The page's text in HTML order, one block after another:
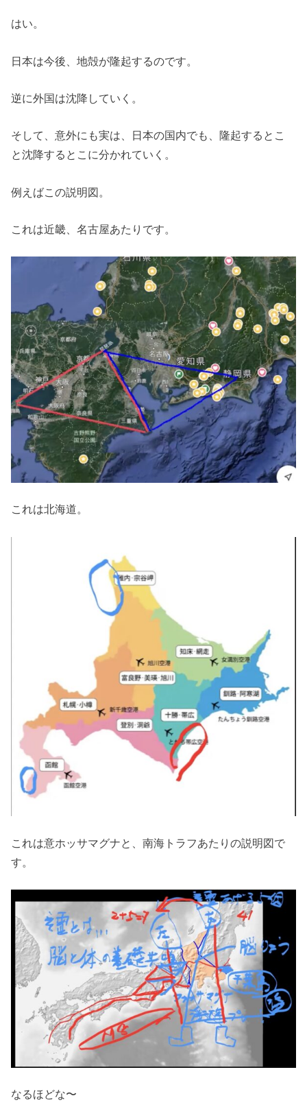
はい。
日本は今後、地殻が隆起するのです。
逆に外国は沈降していく。
そして、意外にも実は、日本の国内でも、隆起するとこ
と沈降するとこに分かれていく。
例えばこの説明図。
これは近畿、名古屋あたりです。
これは北海道。
これは意ホッサマグナと、南海トラフあたりの説明図で
す。
なるほどな〜